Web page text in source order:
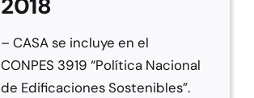
2018
– CASA se incluye en el
CONPES 3919 “Política Nacional
de Edificaciones Sostenibles”.